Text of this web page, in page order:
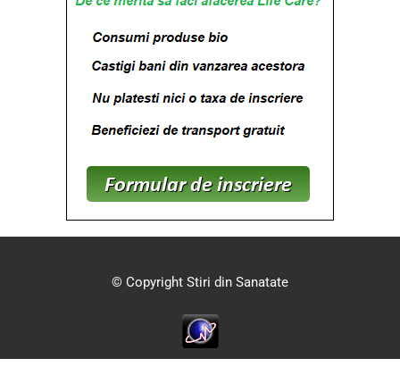
© Copyright Stiri din Sanatate